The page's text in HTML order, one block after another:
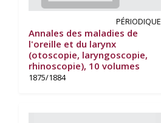
PÉRIODIQUE
Annales des maladies de
l'oreille et du larynx
(otoscopie, laryngoscopie,
rhinoscopie), 10 volumes
1875/1884